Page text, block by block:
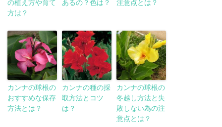
の植え方や育て
方は？
あるの？色は？
注意点とは？
カンナの球根の
おすすめな保存
方法とは？
カンナの種の採
取方法とコツ
は？
カンナの球根の
冬越し方法と失
敗しない為の注
意点とは？